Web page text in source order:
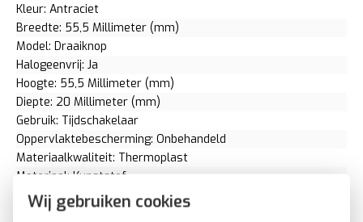
Wij gebruiken cookies
Kleur: Antraciet
Breedte: 55,5 Millimeter (mm)
Model: Draaiknop
Halogeenvrij: Ja
Hoogte: 55,5 Millimeter (mm)
Diepte: 20 Millimeter (mm)
Gebruik: Tijdschakelaar
Oppervlaktebescherming: Onbehandeld
Materiaalkwaliteit: Thermoplast
Materiaal: Kunststof
Bevestigingswijze: Schroefbevestiging
Opdruk/indicatie: Diverse symbolen